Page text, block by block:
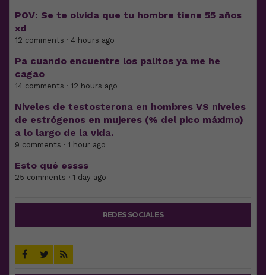
POV: Se te olvida que tu hombre tiene 55 años
xd
12 comments · 4 hours ago
Pa cuando encuentre los palitos ya me he
cagao
14 comments · 12 hours ago
Niveles de testosterona en hombres VS niveles
de estrógenos en mujeres (% del pico máximo)
a lo largo de la vida.
9 comments · 1 hour ago
Esto qué essss
25 comments · 1 day ago
REDES SOCIALES